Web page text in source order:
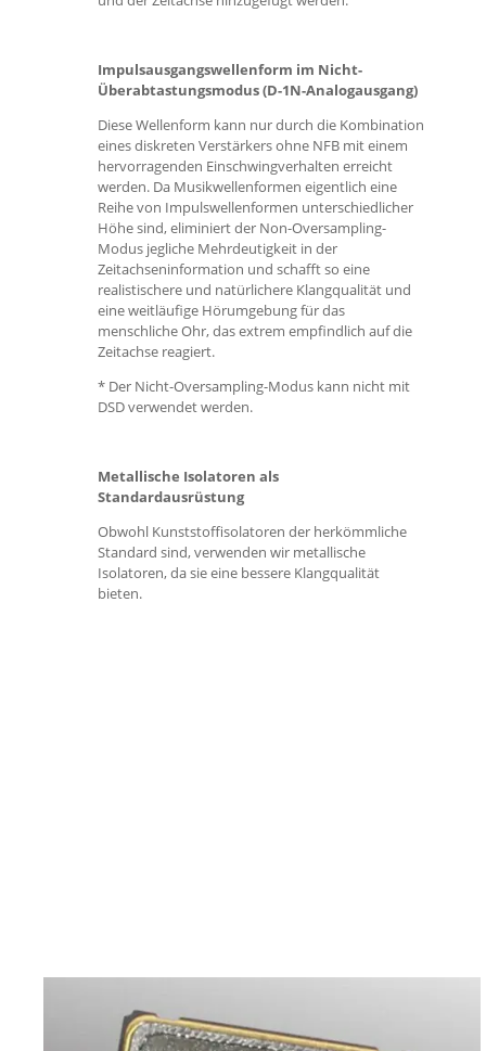
Impulsausgangswellenform im Nicht-
Überabtastungsmodus (D-1N-Analogausgang)
Diese Wellenform kann nur durch die Kombination
eines diskreten Verstärkers ohne NFB mit einem
hervorragenden Einschwingverhalten erreicht
werden. Da Musikwellenformen eigentlich eine
Reihe von Impulswellenformen unterschiedlicher
Höhe sind, eliminiert der Non-Oversampling-
Modus jegliche Mehrdeutigkeit in der
Zeitachseninformation und schafft so eine
realistischere und natürlichere Klangqualität und
eine weitläufige Hörumgebung für das
menschliche Ohr, das extrem empfindlich auf die
Zeitachse reagiert.
* Der Nicht-Oversampling-Modus kann nicht mit
DSD verwendet werden.
Metallische Isolatoren als
Standardausrüstung
Obwohl Kunststoffisolatoren der herkömmliche
Standard sind, verwenden wir metallische
Isolatoren, da sie eine bessere Klangqualität
bieten.